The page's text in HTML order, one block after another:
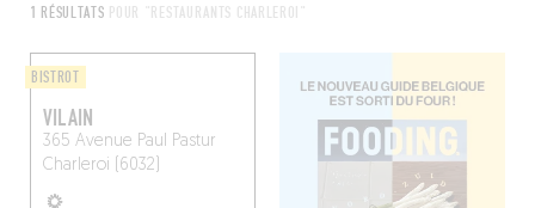
1 RÉSULTATS POUR "RESTAURANTS CHARLEROI"
BISTROT
VILAIN
365 Avenue Paul Pastur
Charleroi (6032)